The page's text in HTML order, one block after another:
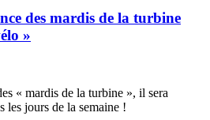
des mardis de la turbine
»
« mardis de la turbine », il sera
les jours de la semaine !